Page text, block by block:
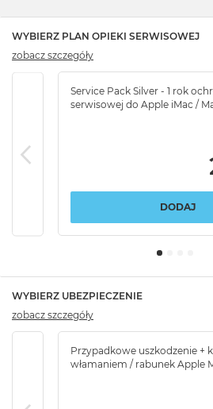
WYBIERZ PLAN OPIEKI SERWISOWEJ
Service Pack Silver - 1 rok
serwisowej do Apple iMac /
DODAJ
zobacz szczegóły
WYBIERZ UBEZPIECZENIE
Przypadkowe uszkodzenie +
włamaniem / rabunek Apple
zobacz szczegóły